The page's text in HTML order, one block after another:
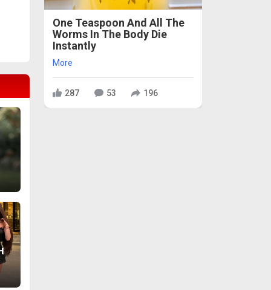
One Teaspoon And All The
Worms In The Body Die
Instantly
More
287 53 196